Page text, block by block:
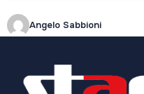
Angelo Sabbioni